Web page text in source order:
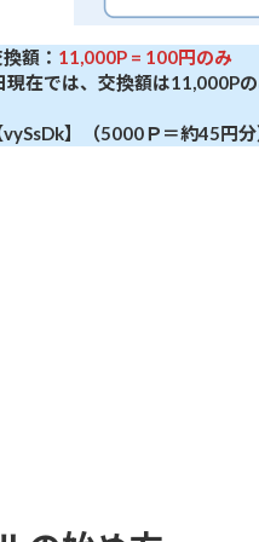
額： 11,000P = 100円のみ
在では、交換額は11,000P
vySsDk】（5000Ｐ＝約45円分